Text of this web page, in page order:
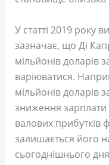
У статті 2019 року
зазначає, що Ді
мільйонів доларів
варіюватися.
мільйонів доларів
зниження зарплати
валових прибутків
залишається його
сьогоднішнього